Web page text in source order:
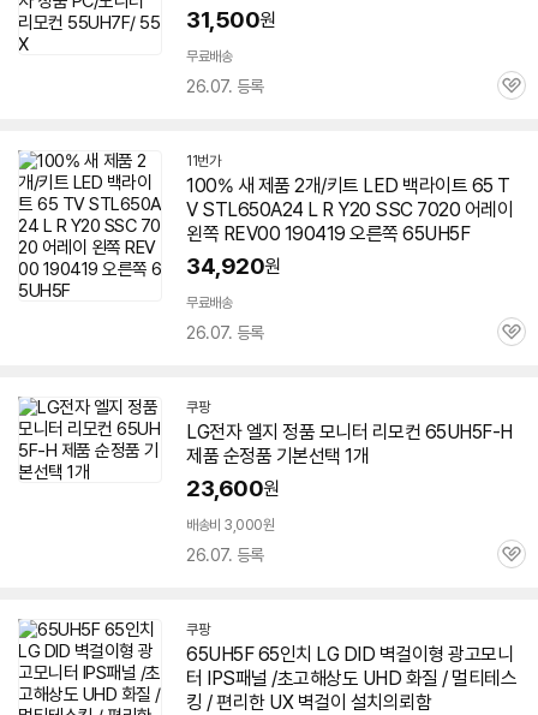
31,500원
무료배송
26.07. 등록
관
11번가
100% 새 제품 2개/키트 LED 백라이트 65 T
V STL650A24 L R Y20 SSC 7020 어레이
왼쪽 REV00 190419 오른쪽 65UH5F
34,920원
무료배송
26.07. 등록
관
쿠팡
LG전자 엘지 정품 모니터 리모컨 65UH5F-H
제품 순정품 기본선택 1개
23,600원
배송비 3,000원
26.07. 등록
관
쿠팡
65UH5F65인치 LG DID 벽걸이형 광고모니
터 IPS패널 /초고해상도 UHD 화질 / 멀티테스
킹 / 편리한 UX 벽걸이 설치의뢰함